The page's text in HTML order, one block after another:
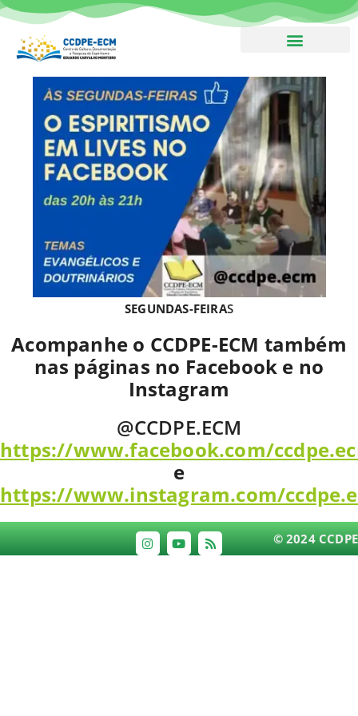
SEGUNDAS-FEIRAS
Acompanhe o CCDPE-ECM também
nas páginas no Facebook e no
Instagram
@CCDPE.ECM
https://www.facebook.com/
e
https://www.instagram.com/
© 2024 CCDPE